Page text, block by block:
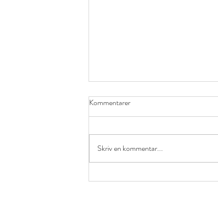
Välkommen på Idrottsskola vecka
Kommentarer
Skriv en kommentar...